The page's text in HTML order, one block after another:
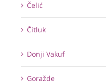
Čelić
Čitluk
Donji Vakuf
Goražde